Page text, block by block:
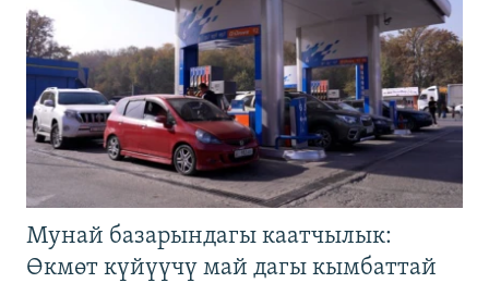
Мунай базарындагы каатчылык:
Өкмөт күйүүчү май дагы кымбаттай